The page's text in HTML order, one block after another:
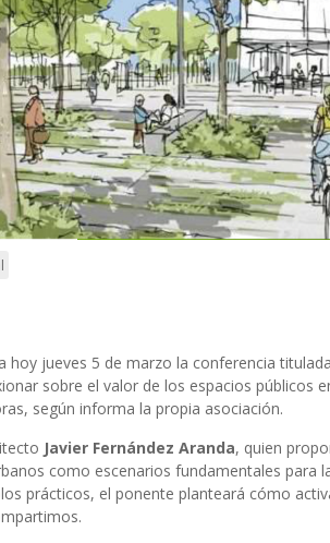
hoy jueves 5 de marzo la conferencia titulada
sobre el valor de los espacios públicos
según informa la propia asociación.
Javier Fernández Aranda, quien
como escenarios fundamentales para
prácticos, el ponente planteará cómo